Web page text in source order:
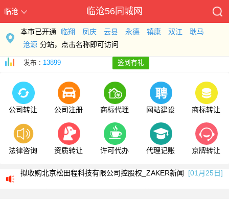
临沧 临沧56同城网
本市已开通 临翔 凤庆 云县 永德 镇康 双江
耿马
沧源 分站，点击名称即可访问
发布 : 13899 签到有礼
公司转让 公司注册 商标代理 网站建设 商标转让
法律咨询 资质转让 许可代办 代理记账 京牌转让
拟收购北京松田程科技有限公司控股权_ZAKER新闻 [01月25日]